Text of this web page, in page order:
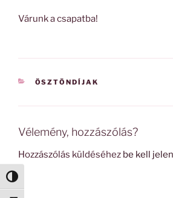
Nagy kontraszt váltása
Várunk a csapatba!
KATEGÓRIÁK
ÖSZTÖNDÍJAK
Vélemény, hozzászólás?
Hozzászólás küldéséhez be kell